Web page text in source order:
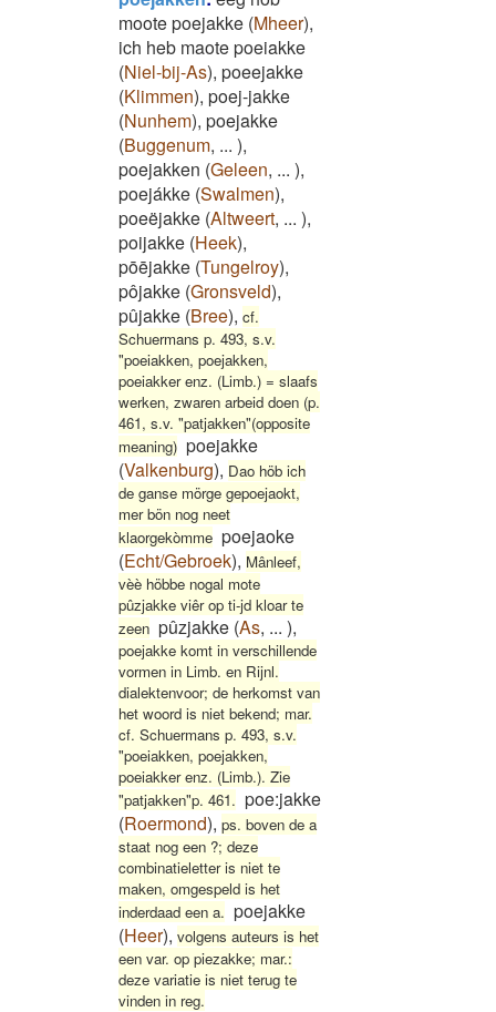
moote poejakke (Mheer),
ich heb maote poeiakke
(Niel-bij-As), poeejakke
(Klimmen), poej-jakke
(Nunhem), poejakke
(Buggenum, ... ),
poejakken (Geleen, ... ),
poejákke (Swalmen),
poeëjakke (Altweert, ... ),
poijakke (Heek),
pōējakke (Tungelroy),
pôjakke (Gronsveld),
pûjakke (Bree), cf.
Schuermans p. 493, s.v.
"poeiakken, poejakken,
poeiakker enz. (Limb.) = slaafs
werken, zwaren arbeid doen (p.
461, s.v. "patjakken"(opposite
meaning) poejakke
(Valkenburg), Dao höb ich
de ganse mörge gepoejaokt,
mer bön nog neet
klaorgekòmme poejaoke
(Echt/Gebroek), Mânleef,
vèè höbbe nogal mote
pûzjakke viêr op ti-jd kloar te
zeen pûzjakke (As, ... ),
poejakke komt in verschillende
vormen in Limb. en Rijnl.
dialektenvoor; de herkomst van
het woord is niet bekend; mar.
cf. Schuermans p. 493, s.v.
"poeiakken, poejakken,
poeiakker enz. (Limb.). Zie
"patjakken"p. 461. poe:jakke
(Roermond), ps. boven de a
staat nog een ?; deze
combinatieletter is niet te
maken, omgespeld is het
inderdaad een a. poejakke
(Heer), volgens auteurs is het
een var. op piezakke; mar.:
deze variatie is niet terug te
vinden in reg.